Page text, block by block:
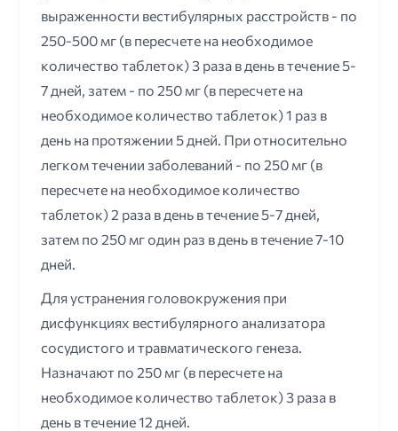
выраженности вестибулярных расстройств - по
250-500 мг (в пересчете на необходимое
количество таблеток) 3 раза в день в течение 5-
7 дней, затем - по 250 мг (в пересчете на
необходимое количество таблеток) 1 раз в
день на протяжении 5 дней. При относительно
легком течении заболеваний - по 250 мг (в
пересчете на необходимое количество
таблеток) 2 раза в день в течение 5-7 дней,
затем по 250 мг один раз в день в течение 7-10
дней.
Для устранения головокружения при
дисфункциях вестибулярного анализатора
сосудистого и травматического генеза.
Назначают по 250 мг (в пересчете на
необходимое количество таблеток) 3 раза в
день в течение 12 дней.